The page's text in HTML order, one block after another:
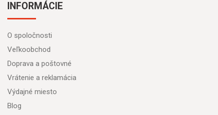
INFORMÁCIE
O spoločnosti
Veľkoobchod
Doprava a poštovné
Vrátenie a reklamácia
Výdajné miesto
Blog